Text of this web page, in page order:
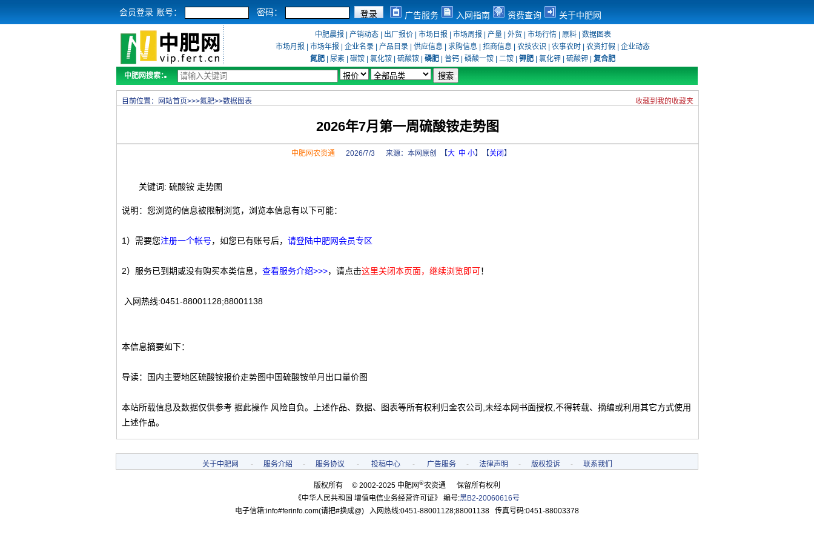
会员登录 账号： 密码： 广告服务 入网指南 资费查询 关于中肥网
中肥晨报 产销动态| 出厂报价| 市场日报 市场周报 产量| 外贸 市场行情| 原料| 数据图表
市场月报
市场年报 企业名录 产品目录 供应信息 求购信息 招商信息 农技农识 农事农时 农资打假
企业动态
氮肥
尿素 碳铵 氯化铵 硫酸铵 磷肥 普钙 磷酸一铵 二铵 钾肥 氯化钾 硫酸钾
复合肥
中肥网搜索：
目前位置： 网站首页>>>氮肥>>数据图表 收藏到我的收藏夹
2026年7月第一周硫酸铵走势图
中肥网农资通2026/7/3 来源： 本网原创 【大 中 小】【关闭】
关键词: 硫酸铵 走势图
说明：您浏览的信息被限制浏览，浏览本信息有以下可能：
1）需要您注册一个帐号，如您已有账号后， 请登陆中肥网会员专区
2）服务已到期或没有购买本类信息， 查看服务介绍>>>，请点击这里关闭本页面，继续浏览即可！
入网热线:0451-88001128;88001138
本信息摘要如下：
导读：国内主要地区硫酸铵报价走势图中国硫酸铵单月出口量价图
本站所载信息及数据仅供参考 据此操作 风险自负。上述作品、数据、图表等所有权利归金农公司,未经本网书面授权,不得转载、摘编或利用其它方式使用
上述作品。
关于中肥网 - 服务介绍 - 服务协议 - 投稿中心 - 广告服务 - 法律声明 - 版权投诉 - 联系我们
版权所有 © 2002-2025 中肥网®农资通 保留所有权利
《中华人民共和国 增值电信业务经营许可证》 编号:黑B2-20060616号
电子信箱:info#ferinfo.com(请把#换成@) 入网热线:0451-88001128;88001138 传真号码:0451-88003378